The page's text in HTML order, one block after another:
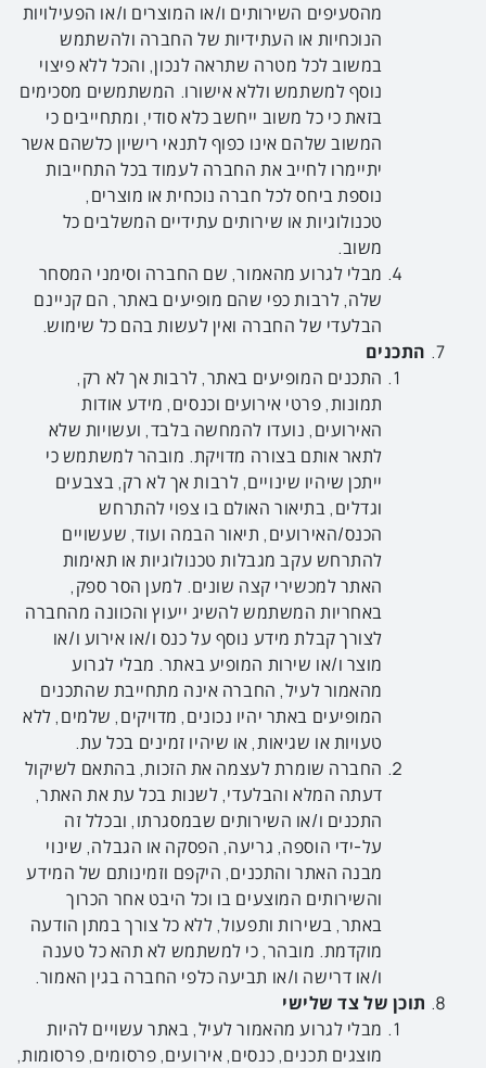
מהסעיפים השירותים ו/או המוצרים ו/או הפעילויות
הנוכחיות או העתידיות של החברה ולהשתמש
במשוב לכל מטרה שתראה לנכון, והכל ללא פיצוי
נוסף למשתמש וללא אישורו. המשתמשים מסכימים
בזאת כי כל משוב ייחשב כלא סודי, ומתחייבים כי
המשוב שלהם אינו כפוף לתנאי רישיון כלשהם אשר
יתיימרו לחייב את החברה לעמוד בכל התחייבות
נוספת ביחס לכל חברה נוכחית או מוצרים,
טכנולוגיות או שירותים עתידיים המשלבים כל
משוב.
מבלי לגרוע מהאמור, שם החברה וסימני המסחר
שלה, לרבות כפי שהם מופיעים באתר, הם קניינם
הבלעדי של החברה ואין לעשות בהם כל שימוש.
התכנים
התכנים המופיעים באתר, לרבות אך לא רק,
תמונות, פרטי אירועים וכנסים, מידע אודות
האירועים, נועדו להמחשה בלבד, ועשויות שלא
לתאר אותם בצורה מדויקת. מובהר למשתמש כי
ייתכן שיהיו שינויים, לרבות אך לא רק, בצבעים
וגדלים, בתיאור האולם בו צפוי להתרחש
הכנס/האירועים, תיאור הבמה ועוד, שעשויים
להתרחש עקב מגבלות טכנולוגיות או תאימות
האתר למכשירי קצה שונים. למען הסר ספק,
באחריות המשתמש להשיג ייעוץ והכוונה מהחברה
לצורך קבלת מידע נוסף על כנס ו/או אירוע ו/או
מוצר ו/או שירות המופיע באתר. מבלי לגרוע
מהאמור לעיל, החברה אינה מתחייבת שהתכנים
המופיעים באתר יהיו נכונים, מדויקים, שלמים, ללא
טעויות או שגיאות, או שיהיו זמינים בכל עת.
החברה שומרת לעצמה את הזכות, בהתאם לשיקול
דעתה המלא והבלעדי, לשנות בכל עת את האתר,
התכנים ו/או השירותים שבמסגרתו, ובכלל זה
על-ידי הוספה, גריעה, הפסקה או הגבלה, שינוי
מבנה האתר והתכנים, היקפם וזמינותם של המידע
והשירותים המוצעים בו וכל היבט אחר הכרוך
באתר, בשירות ותפעול, ללא כל צורך במתן הודעה
מוקדמת. מובהר, כי למשתמש לא תהא כל טענה
ו/או דרישה ו/או תביעה כלפי החברה בגין האמור.
תוכן של צד שלישי
מבלי לגרוע מהאמור לעיל, באתר עשויים להיות
מוצגים תכנים, כנסים, אירועים, פרסומים, פרסומות,